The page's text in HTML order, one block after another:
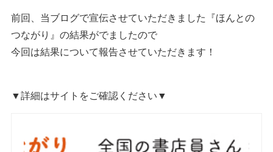
前回、当ブログで宣伝させていただきました『ほんとの
つながり』の結果がでましたので
今回は結果について報告させていただきます！
▼詳細はサイトをご確認ください▼